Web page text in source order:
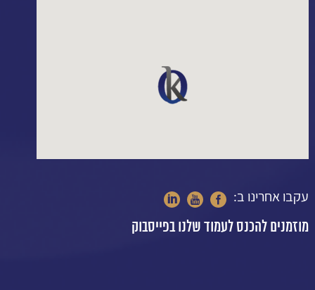
עקבו אחרינו ב:
מוזמנים להכנס לעמוד שלנו בפייסבוק